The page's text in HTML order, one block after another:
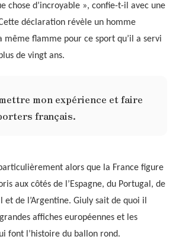
chose d’incroyable », confie-t-il avec une
déclaration révèle un homme
même flamme pour ce sport qu’il a servi
de vingt ans.
mon expérience et faire
français.
alors que la France figure
aux côtés de l’Espagne, du Portugal, de
et de l’Argentine. Giuly sait de quoi il
affiches européennes et les
font l’histoire du ballon rond.